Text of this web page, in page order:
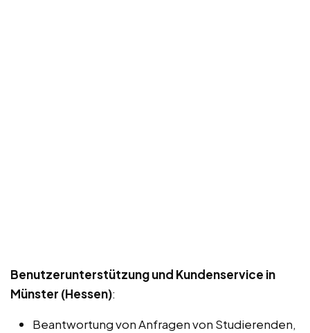
Benutzerunterstützung und Kundenservice in
Münster (Hessen):
Beantwortung von Anfragen von Studierenden,